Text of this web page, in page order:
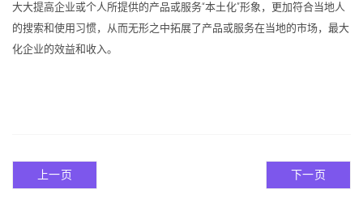
大大提高企业或个人所提供的产品或服务“本土化”形象，更加符合当地人
的搜索和使用习惯，从而无形之中拓展了产品或服务在当地的市场，最大
化企业的效益和收入。
上一页 下一页